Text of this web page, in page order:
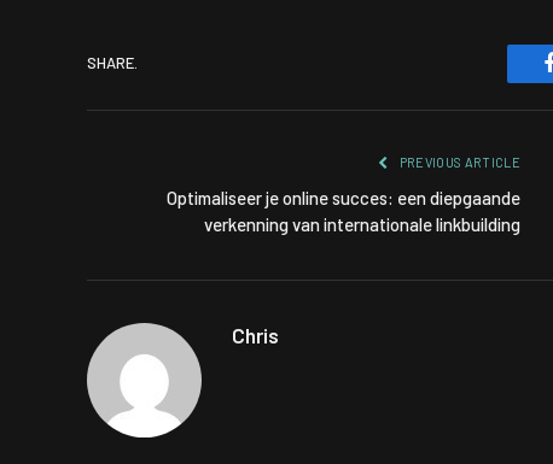
SHARE.
PREVIOUS ARTICLE
Optimaliseer je online succes: een diepgaande
verkenning van internationale linkbuilding
Chris